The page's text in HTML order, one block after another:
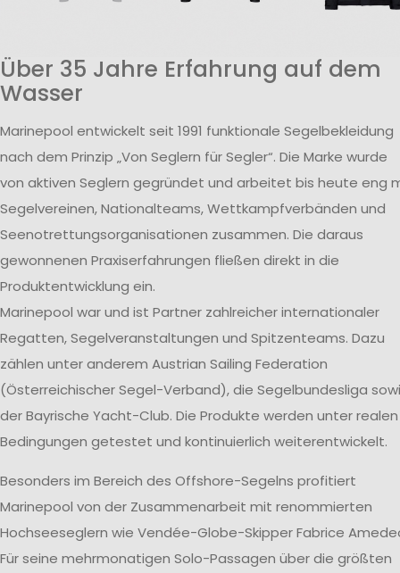
Über 35 Jahre Erfahrung auf dem
Wasser
Marinepool entwickelt seit 1991 funktionale Segelbekleidung
nach dem Prinzip „Von Seglern für Segler“. Die Marke wurde
von aktiven Seglern gegründet und arbeitet bis heute eng
Segelvereinen, Nationalteams, Wettkampfverbänden und
Seenotrettungsorganisationen zusammen. Die daraus
gewonnenen Praxiserfahrungen fließen direkt in die
Produktentwicklung ein.
Marinepool war und ist Partner zahlreicher internationaler
Regatten, Segelveranstaltungen und Spitzenteams. Dazu
zählen unter anderem Austrian Sailing Federation
(Österreichischer Segel-Verband), die Segelbundesliga
der Bayrische Yacht-Club. Die Produkte werden unter realen
Bedingungen getestet und kontinuierlich weiterentwickelt.
Besonders im Bereich des Offshore-Segelns profitiert
Marinepool von der Zusammenarbeit mit renommierten
Hochseeseglern wie Vendée-Globe-Skipper Fabrice
Für seine mehrmonatigen Solo-Passagen über die größten